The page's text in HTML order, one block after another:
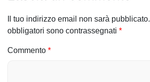
i
g
a
Il tuo indirizzo email non sarà pubblicato.
obbligatori sono contrassegnati *
Commento *